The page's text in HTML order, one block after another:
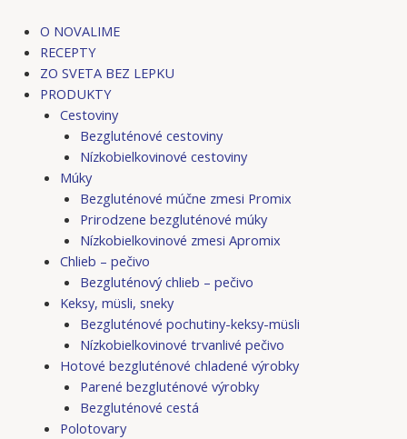
obsah
O NOVALIME
RECEPTY
ZO SVETA BEZ LEPKU
PRODUKTY
Cestoviny
Bezgluténové cestoviny
Nízkobielkovinové cestoviny
Múky
Bezgluténové múčne zmesi Promix
Prirodzene bezgluténové múky
Nízkobielkovinové zmesi Apromix
Chlieb – pečivo
Bezgluténový chlieb – pečivo
Keksy, müsli, sneky
Bezgluténové pochutiny-keksy-müsli
Nízkobielkovinové trvanlivé pečivo
Hotové bezgluténové chladené výrobky
Parené bezgluténové výrobky
Bezgluténové cestá
Polotovary